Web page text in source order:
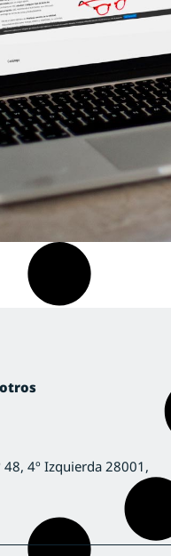
48, 4º Izquierda 28001,